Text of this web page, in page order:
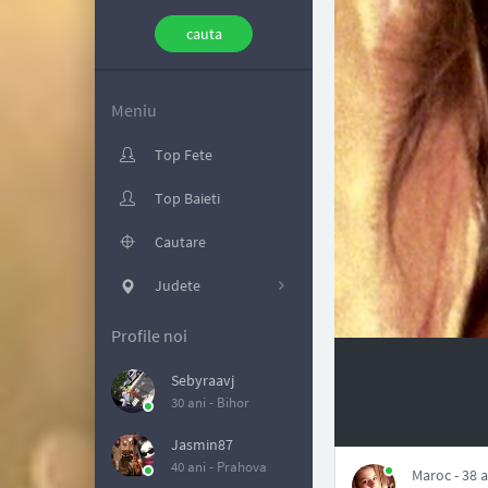
Meniu
Top Fete
Top Baieti
Cautare
Judete
Profile noi
Sebyraavj
30 ani - Bihor
Jasmin87
40 ani - Prahova Maroc - 38